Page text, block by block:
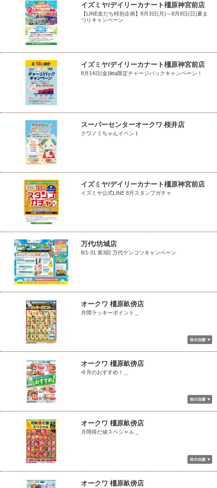
イズミヤ/デイリーカナート橿原神宮前店
【LINE友だち特別企画】8月3日(月)～8月9日(日)夏ま
つりキャンペーン
イズミヤ/デイリーカナート橿原神宮前店
8月14日(金)litta限定チャージバックキャンペーン！
スーパーセンターオークワ 桜井店
クワノミちゃんイベント
イズミヤ/デイリーカナート橿原神宮前店
イズミヤ公式LINE 8月スタンプガチャ
万代/坊城店
8/1-31 第3回 万代ゲンコツキャンペーン
オークワ 橿原畝傍店
月間ラッキーポイント＿
オークワ 橿原畝傍店
今月のおすすめ！＿
オークワ 橿原畝傍店
月間得だ値スペシャル＿
オークワ 橿原畝傍店